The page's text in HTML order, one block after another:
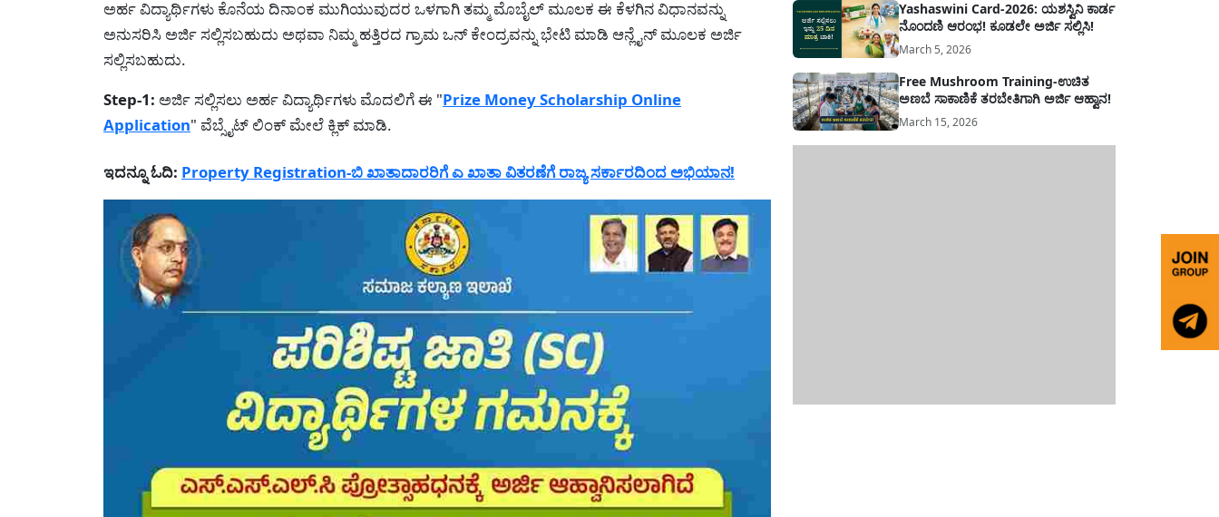
ಅರ್ಹ ವಿದ್ಯಾರ್ಥಿಗಳು ಕೊನೆಯ ದಿನಾಂಕ ಮುಗಿಯುವುದರ ಒಳಗಾಗಿ ತಮ್ಮ ಮೊಬೈಲ್ ಮೂಲಕ ಈ ಕೆಳಗಿನ ವಿಧಾನವನ್ನು
ಅನುಸರಿಸಿ ಅರ್ಜಿ ಸಲ್ಲಿಸಬಹುದು ಅಥವಾ ನಿಮ್ಮ ಹತ್ತಿರದ ಗ್ರಾಮ ಒನ್ ಕೇಂದ್ರವನ್ನು ಭೇಟಿ ಮಾಡಿ ಆನ್ಲೈನ್ ಮೂಲಕ ಅರ್ಜಿ
ಸಲ್ಲಿಸಬಹುದು.
Step-1: ಅರ್ಜಿ ಸಲ್ಲಿಸಲು ಅರ್ಹ ವಿದ್ಯಾರ್ಥಿಗಳು ಮೊದಲಿಗೆ ಈ "Prize Money Scholarship Online
Application" ವೆಬ್ಸೈಟ್ ಲಿಂಕ್ ಮೇಲೆ ಕ್ಲಿಕ್ ಮಾಡಿ.
ಇದನ್ನೂ ಓದಿ: Property Registration-ಬಿ ಖಾತಾದಾರರಿಗೆ ಎ ಖಾತಾ ವಿತರಣೆಗೆ ರಾಜ್ಯ ಸರ್ಕಾರದಿಂದ ಅಭಿಯಾನ!
Yashaswini Card-2026: ಯಶಸ್ವಿನಿ ಕಾರ್ಡ
ನೊಂದಣಿ ಆರಂಭ! ಕೂಡಲೇ ಅರ್ಜಿ ಸಲ್ಲಿಸಿ!
March 5, 2026
Free Mushroom Training-ಉಚಿತ
ಅಣಬೆ ಸಾಕಾಣಿಕೆ ತರಬೇತಿಗಾಗಿ ಅರ್ಜಿ ಆಹ್ವಾನ!
March 15, 2026